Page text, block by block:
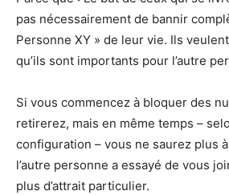
pas nécessairement de bannir
Personne XY » de leur vie. Ils
qu’ils sont importants pour l’autre
Si vous commencez à bloquer des
retirerez, mais en même temps –
configuration – vous ne saurez plus
l’autre personne a essayé de vous
plus d’attrait particulier.